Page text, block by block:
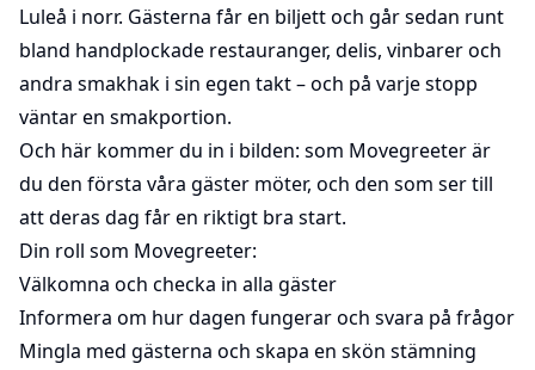
Luleå i norr. Gästerna får en biljett och går sedan runt
bland handplockade restauranger, delis, vinbarer och
andra smakhak i sin egen takt – och på varje stopp
väntar en smakportion.
Och här kommer du in i bilden: som Movegreeter är
du den första våra gäster möter, och den som ser till
att deras dag får en riktigt bra start.
Din roll som Movegreeter:
Välkomna och checka in alla gäster
Informera om hur dagen fungerar och svara på frågor
Mingla med gästerna och skapa en skön stämning